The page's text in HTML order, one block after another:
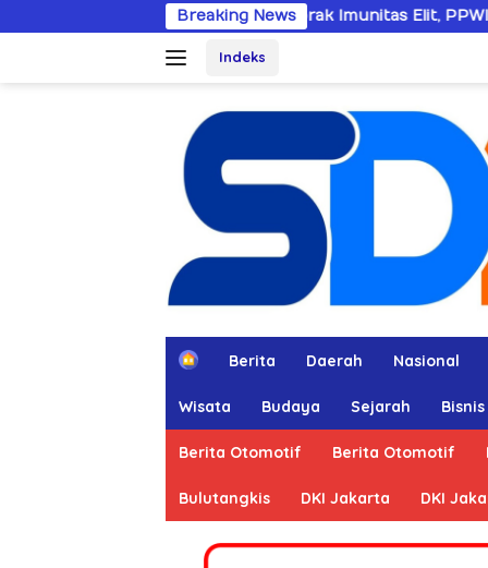
ke
Breaking News
Dobrak Imunitas Elit, PPWI Minta Mabes
Indeks
H
e
Berita Daerah Nasional
Wisata Budaya Sejarah Bisnis
Berita Otomotif Berita Otomotif
Bulutangkis DKI Jakarta DKI